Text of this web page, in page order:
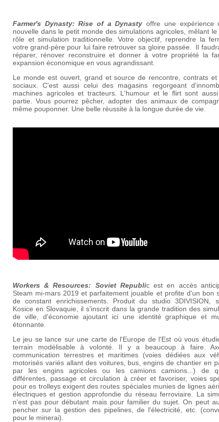
Farmer's Dynasty: Rise of a Dynasty offre une expérience
nouvelle dans le petit monde des simulations agricoles, mêlant le
rôle et simulation traditionnelle. Votre objectif, reprendre la
votre grand-père pour lui faire retrouver sa gloire passée. Il
réparer, rénover reconstruire et donner à votre propriété la
expansion économique en vous agrandissant.
Le monde est ouvert, grand et source de rencontre, contrats et
sociaux. C'est aussi celui des magasins regorgeant
machines agricoles et tracteurs. L'humour et le flirt sont
partie. Vous pourrez pêcher, adopter des animaux de
même pouponner. Une belle réussite à la longue durée de vie.
Workers & Resources: Soviet Republic est en accès
Steam mi-mars 2019 et parfaitement jouable et profite d'un bon
de constant enrichissements. Produit du studio 3DIVISION,
Kosice en Slovaquie, il s'inscrit dans la grande tradition des
de ville, d'économie ajoutant ici une identité graphique et
étonnante.
Le jeu se lance sur une carte de l'Europe de l'Est où vous
terrain modélisable à volonté. Il y a beaucoup à faire.
communication terrestres et maritimes (voies dédiées aux
motorisés variés allant des voitures, bus, engins de chantier en
par les engins agricoles ou les camions camions...) de
différentes, passage et circulation à créer et favoriser, voies
pour es trolleys exigent des routes spéciales munies de lignes
électriques et gestion approfondie du réseau ferroviaire. La
n'est pas pour débutant mais pour familier du sujet. On peut
pencher sur la gestion des pipelines, de l'électricité, etc.
pour le minerai).